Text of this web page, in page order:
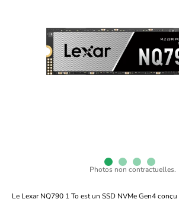
Photos non contractuelles.
Le Lexar NQ790 1 To est un SSD NVMe Gen4